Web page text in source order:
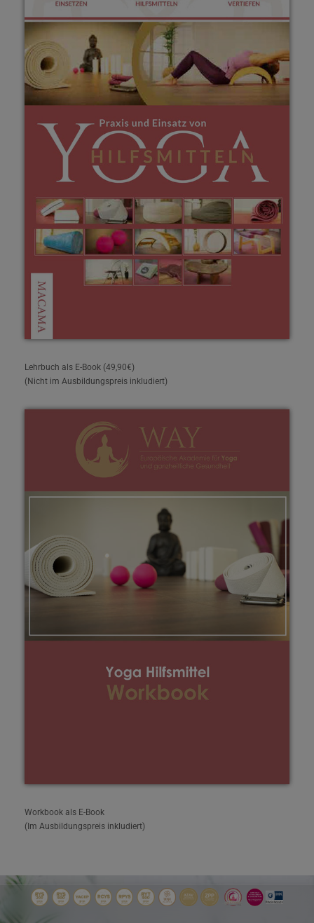
Lehrbuch als E-Book (49,90€)
(Nicht im Ausbildungspreis inkludiert)
Workbook als E-Book
(Im Ausbildungspreis inkludiert)